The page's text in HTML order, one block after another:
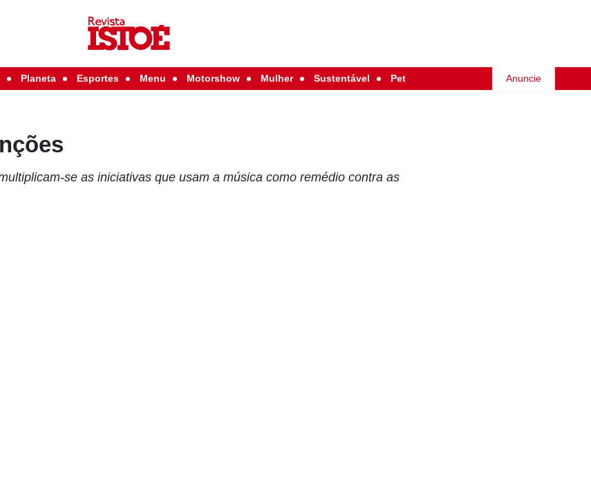
Planeta Esportes Menu Motorshow Mulher Sustentável Pet Anuncie
se as iniciativas que usam a música como remédio contra as